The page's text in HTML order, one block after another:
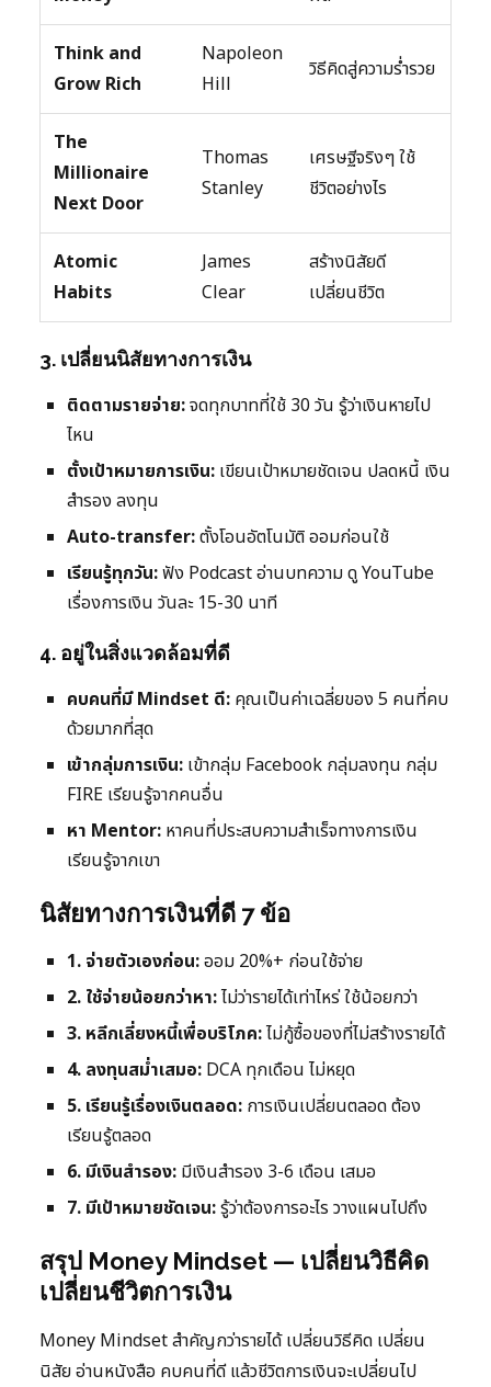
Think and
Grow Rich
Napoleon
Hill
วิธีคิดสู่ความร่ำรวย
The
Millionaire
Next Door
Thomas
Stanley
เศรษฐีจริงๆ ใช้
ชีวิตอย่างไร
Atomic
Habits
James
Clear
สร้างนิสัยดี
เปลี่ยนชีวิต
3. เปลี่ยนนิสัยทางการเงิน
ติดตามรายจ่าย:จดทุกบาทที่ใช้ 30 วัน รู้ว่าเงินหายไป
ไหน
ตั้งเป้าหมายการเงิน: เขียนเป้าหมายชัดเจน ปลดหนี้ เงิน
สำรอง ลงทุน
Auto-transfer:ตั้งโอนอัตโนมัติ ออมก่อนใช้
เรียนรู้ทุกวัน:ฟัง Podcast อ่านบทความ ดู YouTube
เรื่องการเงิน วันละ 15-30 นาที
4. อยู่ในสิ่งแวดล้อมที่ดี
คบคนที่มี Mindset ดี: คุณเป็นค่าเฉลี่ยของ 5 คนที่คบ
ด้วยมากที่สุด
เข้ากลุ่มการเงิน: เข้ากลุ่ม Facebook กลุ่มลงทุน กลุ่ม
FIRE เรียนรู้จากคนอื่น
หา Mentor: หาคนที่ประสบความสำเร็จทางการเงิน
เรียนรู้จากเขา
นิสัยทางการเงินที่ดี 7 ข้อ
1. จ่ายตัวเองก่อน:ออม 20%+ ก่อนใช้จ่าย
2. ใช้จ่ายน้อยกว่าหา:ไม่ว่ารายได้เท่าไหร่ ใช้น้อยกว่า
3. หลีกเลี่ยงหนี้เพื่อบริโภค:ไม่กู้ซื้อของที่ไม่สร้างรายได้
4. ลงทุนสม่ำเสมอ: DCA ทุกเดือน ไม่หยุด
5. เรียนรู้เรื่องเงินตลอด: การเงินเปลี่ยนตลอด ต้อง
เรียนรู้ตลอด
6. มีเงินสำรอง: มีเงินสำรอง 3-6 เดือน เสมอ
7. มีเป้าหมายชัดเจน:รู้ว่าต้องการอะไร วางแผนไปถึง
สรุป Money Mindset — เปลี่ยนวิธีคิด
เปลี่ยนชีวิตการเงิน
Money Mindset สำคัญกว่ารายได้ เปลี่ยนวิธีคิด เปลี่ยน
นิสัย อ่านหนังสือ คบคนที่ดี แล้วชีวิตการเงินจะเปลี่ยนไป